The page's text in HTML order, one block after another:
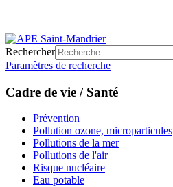
Rechercher
Paramètres de recherche
Cadre de vie / Santé
Prévention
Pollution ozone, microparticules
Pollutions de la mer
Pollutions de l'air
Risque nucléaire
Eau potable